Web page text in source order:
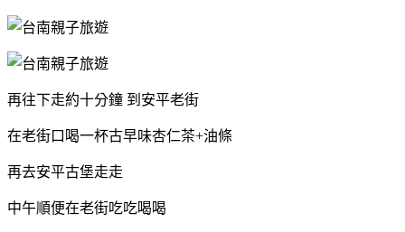
再往下走約十分鐘 到安平老街
在老街口喝一杯古早味杏仁茶+油條
再去安平古堡走走
中午順便在老街吃吃喝喝